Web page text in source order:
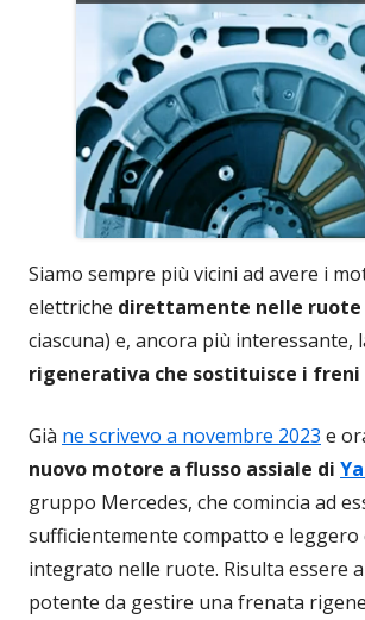
Siamo sempre più vicini ad avere i
elettriche direttamente nelle ruote
ciascuna) e, ancora più interessante,
rigenerativa che sostituisce i freni
Già ne scrivevo a novembre 2023 e
nuovo motore a flusso assiale di
gruppo Mercedes, che comincia ad
sufficientemente compatto e leggero
integrato nelle ruote. Risulta essere
potente da gestire una frenata